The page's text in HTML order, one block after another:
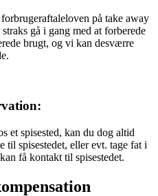
på take away
gå i gang med at forberede
brugt, og vi kan desværre
et spisested, kan du dog altid
til spisestedet, eller evt. tage fat i
få kontakt til spisestedet.